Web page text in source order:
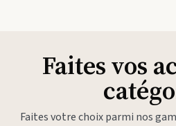
Faites vos
Faites votre choix parmi nos